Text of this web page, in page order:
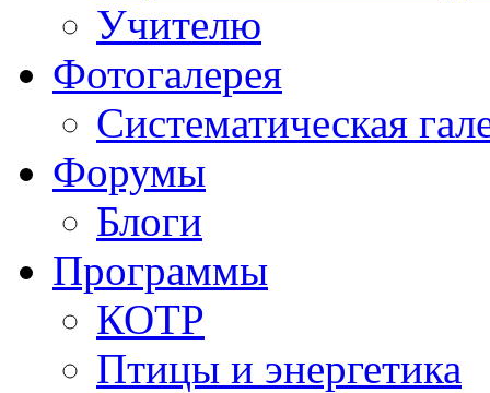
Учителю
Фотогалерея
Систематическая
Форумы
Блоги
Программы
КОТР
Птицы и энергетика